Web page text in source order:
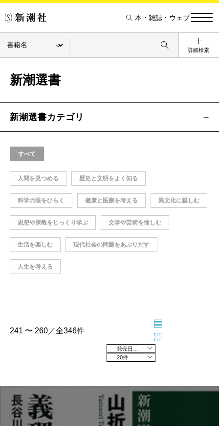
本・雑誌・ウェブ
詳細検索
新潮選書
新潮選書カテゴリ
すべて
人間を見つめる 歴史と文明をよく知る
科学の眼をひらく 健康と医療を考える 異文化に親しむ
思想や宗教をじっくり学ぶ 文学や芸術を愉しむ
生活を楽しむ 現代社会の問題をあぶりだす
人生を考える
241 〜 260／全346件
20件